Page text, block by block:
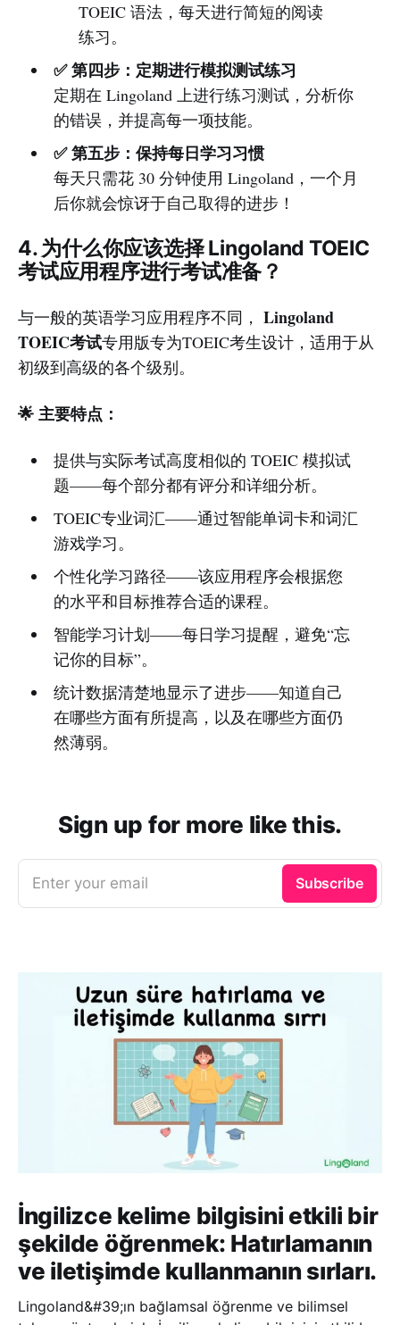
TOEIC 语法，每天进行简短的阅读
练习。
✅ 第四步：定期进行模拟测试练习
定期在 Lingoland 上进行练习测试，分析你
的错误，并提高每一项技能。
✅ 第五步：保持每日学习习惯
每天只需花 30 分钟使用 Lingoland，一个月
后你就会惊讶于自己取得的进步！
4. 为什么你应该选择 Lingoland TOEIC
考试应用程序进行考试准备？
与一般的英语学习应用程序不同， Lingoland
TOEIC考试专用版专为TOEIC考生设计，适用于从
初级到高级的各个级别。
🌟 主要特点：
提供与实际考试高度相似的 TOEIC 模拟试
题——每个部分都有评分和详细分析。
TOEIC专业词汇——通过智能单词卡和词汇
游戏学习。
个性化学习路径——该应用程序会根据您
的水平和目标推荐合适的课程。
智能学习计划——每日学习提醒，避免“忘
记你的目标”。
统计数据清楚地显示了进步——知道自己
在哪些方面有所提高，以及在哪些方面仍
然薄弱。
Sign up for more like this.
Enter your email Subscribe
İngilizce kelime bilgisini etkili bir
şekilde öğrenmek: Hatırlamanın
ve iletişimde kullanmanın sırları.
Lingoland&#39;ın bağlamsal öğrenme ve bilimsel